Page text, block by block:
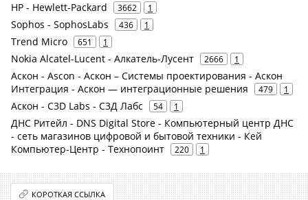
HP - Hewlett-Packard 3662 1
Sophos - SophosLabs 436 1
Trend Micro 651 1
Nokia Alcatel-Lucent - Алкатель-Лусент 2666 1
Аскон - Ascon - Аскон – Системы проектирования - Аскон
Интеграция - Аскон — интеграционные решения
479 1
Аскон - C3D Labs - С3Д Лабс 54 1
ДНС Ритейл - DNS Digital Store - Компьютерный центр ДНС
- сеть магазинов цифровой и бытовой техники - Кей
Компьютер-Центр - Технопоинт
220 1
КОРОТКАЯ ССЫЛКА